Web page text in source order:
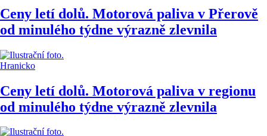
Ceny letí dolů. Motorová paliva v Přerově
od minulého týdne výrazně zlevnila
Hranicko
Ceny letí dolů. Motorová paliva v regionu
od minulého týdne výrazně zlevnila